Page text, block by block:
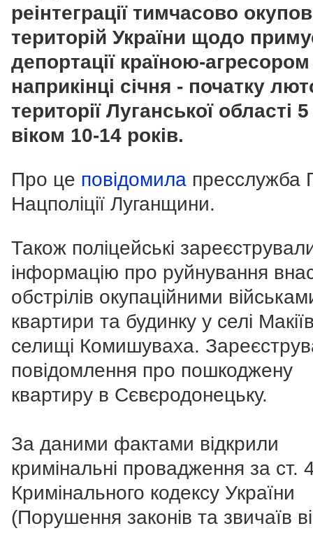
реінтеграції тимчасово
територій України щодо
депортації країною-агресором
наприкінці січня - початку
території Луганської області
віком 10-14 років.
Про це повідомила пресслужба
Нацполіції Луганщини.
Також поліцейські
інформацію про руйнування
обстрілів окупаційними
квартири та будинку у селі
селищі Комишуваха.
повідомлення про пошкоджену
квартиру в Сєвєродонецьку.
За даними фактами відкрили
кримінальні провадження за ст.
Кримінального кодексу України
(Порушення законів та звичаїв